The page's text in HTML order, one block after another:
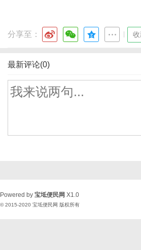
分享至：
最新评论(0)
Powered by 宝坻便民网 X1.0
© 2015-2020 宝坻便民网 版权所有